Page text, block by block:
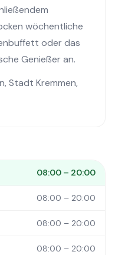
wöchentliche
oder das
Genießer an.
, Stadt Kremmen,
08:00 – 20:00
08:00 – 20:00
08:00 – 20:00
08:00 – 20:00